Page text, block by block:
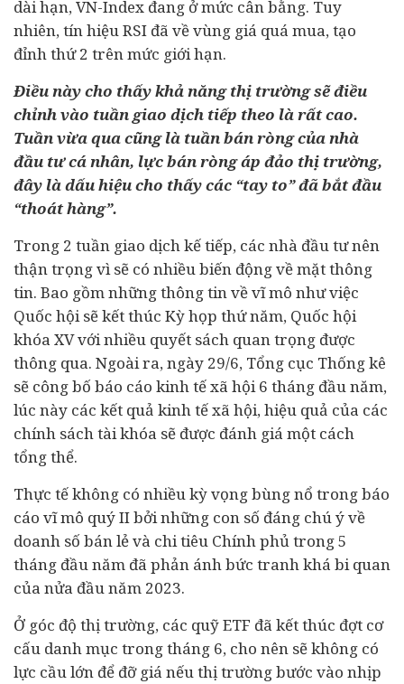
dài hạn, VN-Index đang ở mức cân bằng. Tuy
nhiên, tín hiệu RSI đã về vùng giá quá mua, tạo
đỉnh thứ 2 trên mức giới hạn.
Điều này cho thấy khả năng thị trường sẽ điều
chỉnh vào tuần giao dịch tiếp theo là rất cao.
Tuần vừa qua cũng là tuần bán ròng của nhà
đầu tư cá nhân, lực bán ròng áp đảo thị trường,
đây là dấu hiệu cho thấy các “tay to” đã bắt đầu
“thoát hàng”.
Trong 2 tuần giao dịch kế tiếp, các nhà đầu tư nên
thận trọng vì sẽ có nhiều biến động về mặt thông
tin. Bao gồm những thông tin về vĩ mô như việc
Quốc hội sẽ kết thúc Kỳ họp thứ năm, Quốc hội
khóa XV với nhiều quyết sách quan trọng được
thông qua. Ngoài ra, ngày 29/6, Tổng cục Thống kê
sẽ công bố báo cáo kinh tế xã hội 6 tháng đầu năm,
lúc này các kết quả kinh tế xã hội, hiệu quả của các
chính sách tài khóa sẽ được đánh giá một cách
tổng thể.
Thực tế không có nhiều kỳ vọng bùng nổ trong báo
cáo vĩ mô quý II bởi những con số đáng chú ý về
doanh số bán lẻ và chi tiêu Chính phủ trong 5
tháng đầu năm đã phản ánh bức tranh khá bi quan
của nửa đầu năm 2023.
Ở góc độ thị trường, các quỹ ETF đã kết thúc đợt cơ
cấu danh mục trong tháng 6, cho nên sẽ không có
lực cầu lớn để đỡ giá nếu thị trường bước vào nhịp